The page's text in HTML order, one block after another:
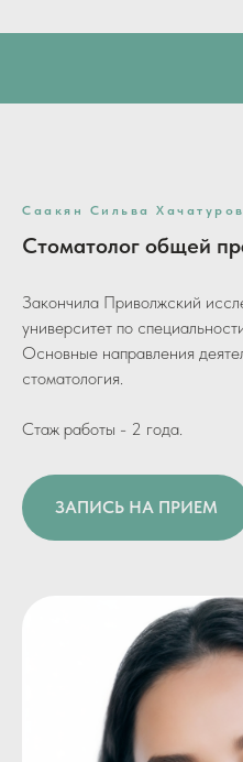
Саакян Сильва
Стоматолог общей
Закончила Приволжский
университет по
Основные направления
стоматология.
Стаж работы - 2 года.
ЗАПИСЬ НА ПРИЕМ